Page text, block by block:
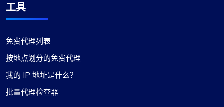
代理很稳定，支持团队随时准备提供即时帮助。选
择或排除特定子网或国家/地区的灵活性以及其他功
工具
免费代理列表
按地点划分的免费代理
我的 IP 地址是什么？
批量代理检查器